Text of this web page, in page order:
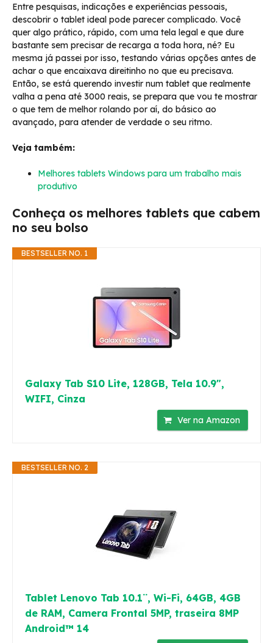
Entre pesquisas, indicações e experiências pessoais,
descobrir o tablet ideal pode parecer complicado. Você
quer algo prático, rápido, com uma tela legal e que dure
bastante sem precisar de recarga a toda hora, né? Eu
mesma já passei por isso, testando várias opções antes de
achar o que encaixava direitinho no que eu precisava.
Então, se está querendo investir num tablet que realmente
valha a pena até 3000 reais, se prepara que vou te mostrar
o que tem de melhor rolando por aí, do básico ao
avançado, para atender de verdade o seu ritmo.
Veja também:
Melhores tablets Windows para um trabalho mais
produtivo
Conheça os melhores tablets que cabem
no seu bolso
BESTSELLER NO. 1
Galaxy Tab S10 Lite, 128GB, Tela 10.9",
WIFI, Cinza
Ver na Amazon
BESTSELLER NO. 2
Tablet Lenovo Tab 10.1¨, Wi-Fi, 64GB, 4GB
de RAM, Camera Frontal 5MP, traseira 8MP
Android™ 14